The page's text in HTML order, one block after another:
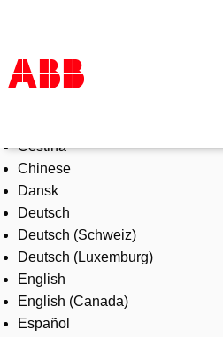
Products & Solutions
Industries
Services
About us
Where to buy
Contact us
Careers
Čeština
Chinese
Dansk
Deutsch
Deutsch (Schweiz)
Deutsch (Luxemburg)
English
English (Canada)
Español